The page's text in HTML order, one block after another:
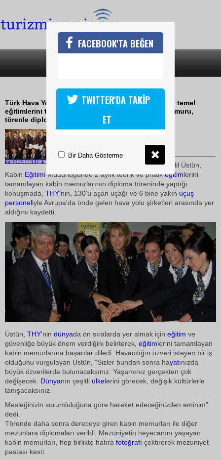
80 YENİ HOSTES THYYE KATILDI
Türk Hava Yolları (THY) Uçuş Eğitim Başkanlığında temel
eğitimlerini tamamlayarak mezun olan 80 kabin memuru,
törenle diplomalarını aldı.
Başkanı Halil Üstün,
Kabin Eğitimi Müdürlüğünde 2 aylık teorik ve pratikeğitimlerini
tamamlayan kabin memurlarının diploma töreninde yaptığı
konuşmada, THY'nin, 130'u aşan uçağı ve 6 bine yakın uçuş
personeliyle Avrupa'da önde gelen hava yolu şirketleri arasında yer
aldığını kaydetti.
Üstün, THY'nin dünyada ön sıralarda yer almak için eğitim ve
güvenliğe büyük önem verdiğini belirterek, eğitimlerini tamamlayan
kabin memurlarına başarılar diledi. Havacılığın özveri isteyen bir iş
olduğunu vurgulayan Üstün, "Sizler bundan sonra hayatınızda
büyük özverilerde bulunacaksınız. Yaşamınız gerçekten çok
değişecek. Dünyanın çeşitli ülkelerini görecek, değişik kültürlerle
tanışacaksınız.
Mesleğinizin sorumluluğuna göre hareket edeceğinizden eminim"
dedi.
Törende daha sonra dereceye giren kabin memurları ile diğer
mezunlara diplomaları verildi. Mezuniyetin heyecanını yaşayan
kabin memurları, hep birlikte hatıra fotoğrafı çektirerek mezuniyet
pastası kesti.
FACEBOOK'TA BEĞEN
TWITTER'DA TAKİP
ET
Bir Daha Gösterme